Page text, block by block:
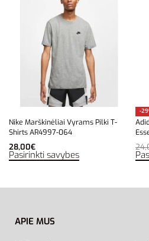
Nike Marškinėliai Vyrams Pilki T-
Shirts AR4997-064
28,00€
Pasirinkti savybes
-
APIE MUS